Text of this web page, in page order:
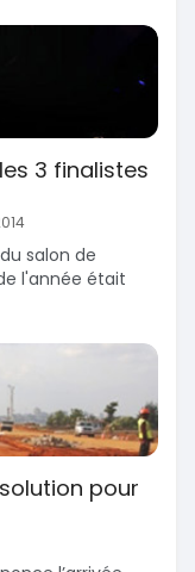
3 finalistes
salon de
l'année était
pour